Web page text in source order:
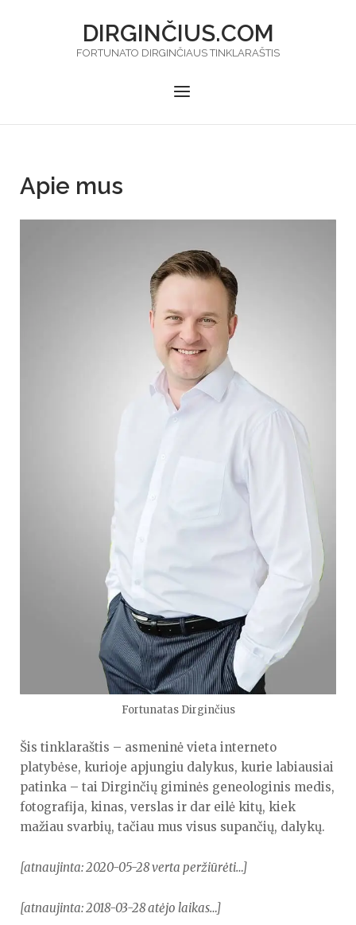
DIRGINČIUS.COM
FORTUNATO DIRGINČIAUS TINKLARAŠTIS
Menu
Apie mus
Fortunatas Dirginčius
Šis tinklaraštis – asmeninė vieta interneto
platybėse, kurioje apjungiu dalykus, kurie labiausiai
patinka – tai Dirginčių giminės geneologinis medis,
fotografija, kinas, verslas ir dar eilė kitų, kiek
mažiau svarbių, tačiau mus visus supančių, dalykų.
[atnaujinta: 2020-05-28 verta peržiūrėti…]
[atnaujinta: 2018-03-28 atėjo laikas…]